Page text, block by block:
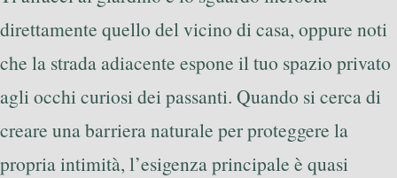
direttamente quello del vicino di casa, oppure noti
che la strada adiacente espone il tuo spazio privato
agli occhi curiosi dei passanti. Quando si cerca di
creare una barriera naturale per proteggere la
propria intimità, l’esigenza principale è quasi